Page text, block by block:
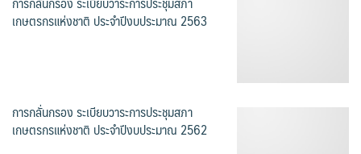
Search
for:
เกษตรกรแห่งชาติ ประจำปีงบประมาณ 2563
การกลั่นกรอง ระเบียบวาระการประชุมสภา
เกษตรกรแห่งชาติ ประจำปีงบประมาณ 2562